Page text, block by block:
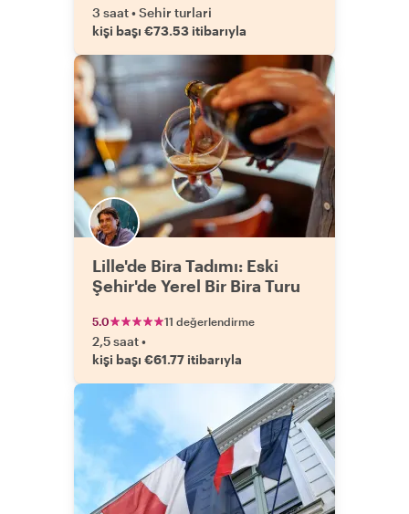
3 saat•Sehir turlari
kişi başı €73.53 itibarıyla
Lille'de Bira Tadımı: Eski
Şehir'de Yerel Bir Bira Turu
5.0 11 değerlendirme
2,5 saat•
kişi başı €61.77 itibarıyla